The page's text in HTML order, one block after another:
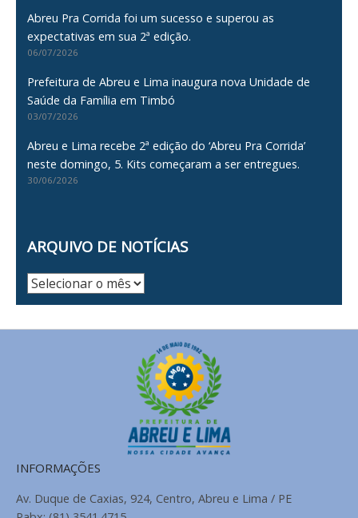
Abreu Pra Corrida foi um sucesso e superou as
expectativas em sua 2ª edição.
06/07/2026
Prefeitura de Abreu e Lima inaugura nova Unidade de
Saúde da Família em Timbó
03/07/2026
Abreu e Lima recebe 2ª edição do ‘Abreu Pra Corrida’
neste domingo, 5. Kits começaram a ser entregues.
30/06/2026
ARQUIVO DE NOTÍCIAS
Arquivo
INFORMAÇÕES
Av. Duque de Caxias, 924, Centro, Abreu e Lima / PE